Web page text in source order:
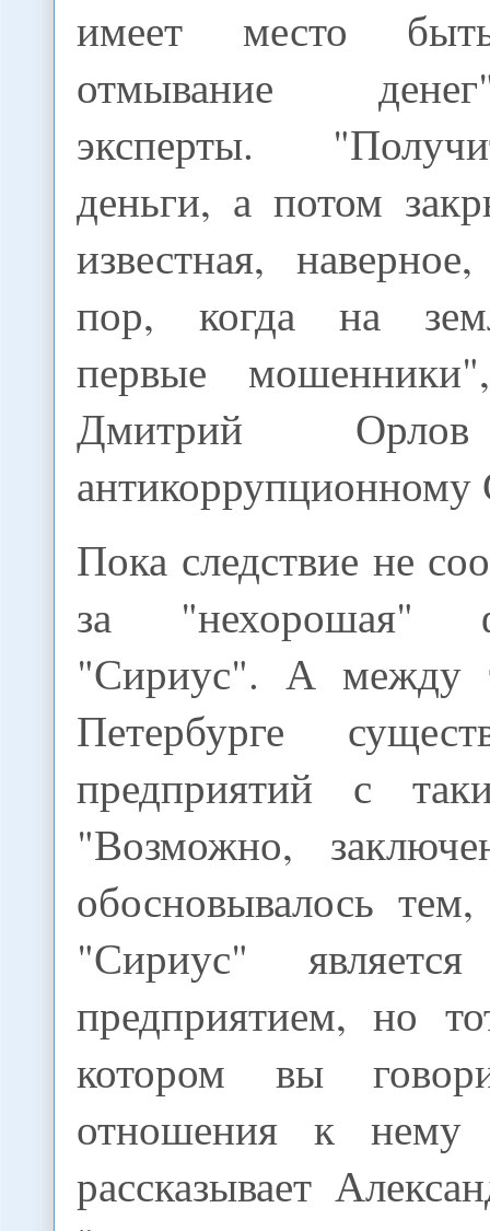
имеет место
отмывание
эксперты.
деньги, а потом
известная,
пор, когда на
первые
Дмитрий
Пока следствие не
за
"Сириус". А между
Петербурге
предприятий с
"Возможно,
обосновывалось
"Сириус"
предприятием, но
котором вы
отношения к
рассказывает